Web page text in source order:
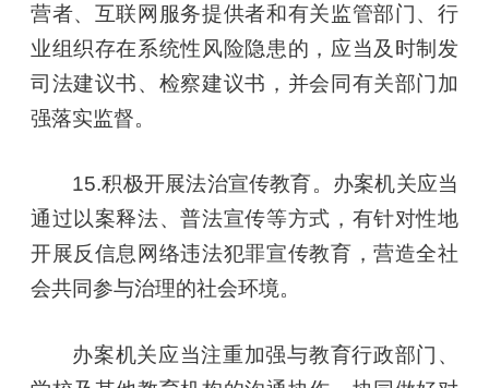
营者、互联网服务提供者和有关监管部门、行
业组织存在系统性风险隐患的，应当及时制发
司法建议书、检察建议书，并会同有关部门加
强落实监督。
15.积极开展法治宣传教育。办案机关应当
通过以案释法、普法宣传等方式，有针对性地
开展反信息网络违法犯罪宣传教育，营造全社
会共同参与治理的社会环境。
办案机关应当注重加强与教育行政部门、